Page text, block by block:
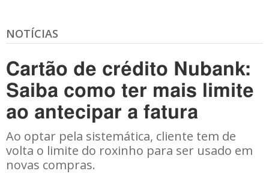
NOTÍCIAS
Cartão de crédito Nubank:
Saiba como ter mais limite
ao antecipar a fatura
Ao optar pela sistemática, cliente tem de
volta o limite do roxinho para ser usado em
novas compras.